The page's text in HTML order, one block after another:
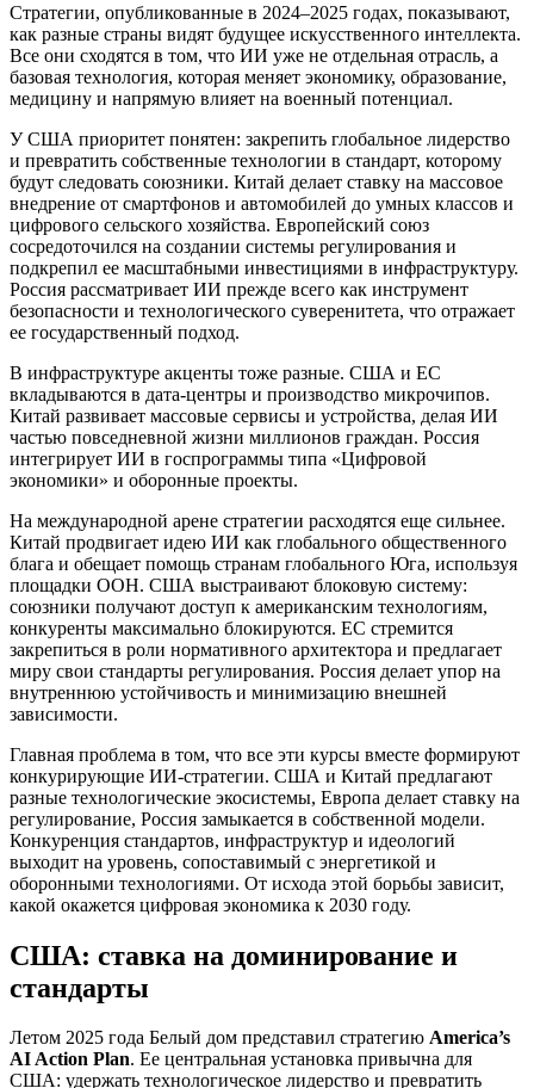
Стратегии, опубликованные в 2024–2025 годах, показывают,
как разные страны видят будущее искусственного интеллекта.
Все они сходятся в том, что ИИ уже не отдельная отрасль, а
базовая технология, которая меняет экономику, образование,
медицину и напрямую влияет на военный потенциал.
У США приоритет понятен: закрепить глобальное лидерство
и превратить собственные технологии в стандарт, которому
будут следовать союзники. Китай делает ставку на массовое
внедрение от смартфонов и автомобилей до умных классов и
цифрового сельского хозяйства. Европейский союз
сосредоточился на создании системы регулирования и
подкрепил ее масштабными инвестициями в инфраструктуру.
Россия рассматривает ИИ прежде всего как инструмент
безопасности и технологического суверенитета, что отражает
ее государственный подход.
В инфраструктуре акценты тоже разные. США и ЕС
вкладываются в дата-центры и производство микрочипов.
Китай развивает массовые сервисы и устройства, делая ИИ
частью повседневной жизни миллионов граждан. Россия
интегрирует ИИ в госпрограммы типа «Цифровой
экономики» и оборонные проекты.
На международной арене стратегии расходятся еще сильнее.
Китай продвигает идею ИИ как глобального общественного
блага и обещает помощь странам глобального Юга, используя
площадки ООН. США выстраивают блоковую систему:
союзники получают доступ к американским технологиям,
конкуренты максимально блокируются. ЕС стремится
закрепиться в роли нормативного архитектора и предлагает
миру свои стандарты регулирования. Россия делает упор на
внутреннюю устойчивость и минимизацию внешней
зависимости.
Главная проблема в том, что все эти курсы вместе формируют
конкурирующие ИИ-стратегии. США и Китай предлагают
разные технологические экосистемы, Европа делает ставку на
регулирование, Россия замыкается в собственной модели.
Конкуренция стандартов, инфраструктур и идеологий
выходит на уровень, сопоставимый с энергетикой и
оборонными технологиями. От исхода этой борьбы зависит,
какой окажется цифровая экономика к 2030 году.
США: ставка на доминирование и
стандарты
Летом 2025 года Белый дом представил стратегию America’s
AI Action Plan. Ее центральная установка привычна для
США: удержать технологическое лидерство и превратить